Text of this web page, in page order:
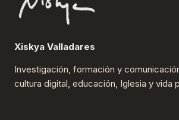
Xiskya Valladares
Investigación, formación y
cultura digital, educación, Iglesia y vida